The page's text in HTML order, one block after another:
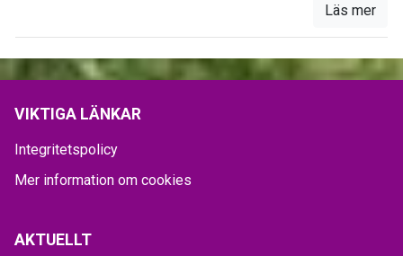
Läs mer
VIKTIGA LÄNKAR
Integritetspolicy
Mer information om cookies
AKTUELLT